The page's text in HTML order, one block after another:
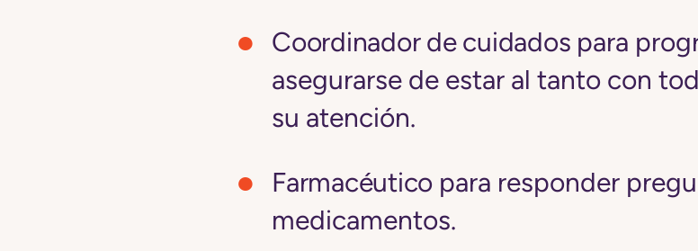
Coordinador de cuidados para
asegurarse de estar al tanto con
su atención.
Farmacéutico para responder
medicamentos.